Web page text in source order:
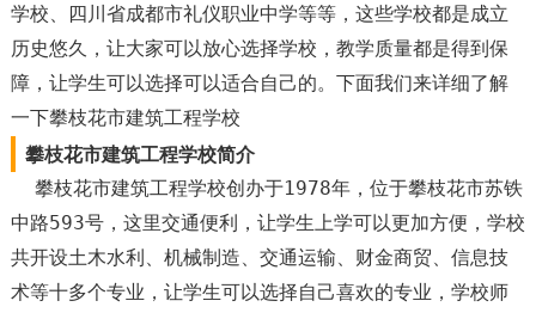
学校、四川省成都市礼仪职业中学等等，这些学校都是成立
历史悠久，让大家可以放心选择学校，教学质量都是得到保
障，让学生可以选择可以适合自己的。下面我们来详细了解
一下攀枝花市建筑工程学校
攀枝花市建筑工程学校简介
攀枝花市建筑工程学校创办于1978年，位于攀枝花市苏铁
中路593号，这里交通便利，让学生上学可以更加方便，学校
共开设土木水利、机械制造、交通运输、财金商贸、信息技
术等十多个专业，让学生可以选择自己喜欢的专业，学校师